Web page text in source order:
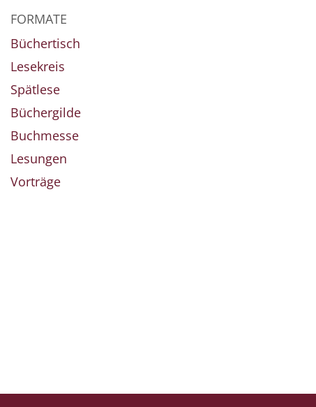
FORMATE
Büchertisch
Lesekreis
Spätlese
Büchergilde
Buchmesse
Lesungen
Vorträge